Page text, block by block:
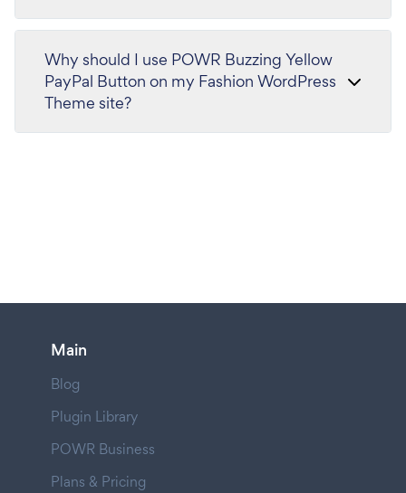
Why should I use POWR Buzzing Yellow
PayPal Button on my Fashion WordPress
Theme site?
Main
Blog
Plugin Library
POWR Business
Plans & Pricing